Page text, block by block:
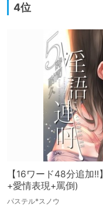
4位
【16ワード48分追加
+愛情表現+罵倒)
パステル*スノウ